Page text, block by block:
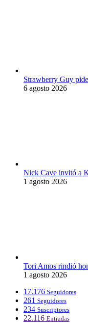
Strawberry Guy
6 agosto 2026
Nick Cave invitó a
1 agosto 2026
Tori Amos rindió
1 agosto 2026
17.176 Seguidores
261 Seguidores
234 Suscriptores
22.116 Entradas